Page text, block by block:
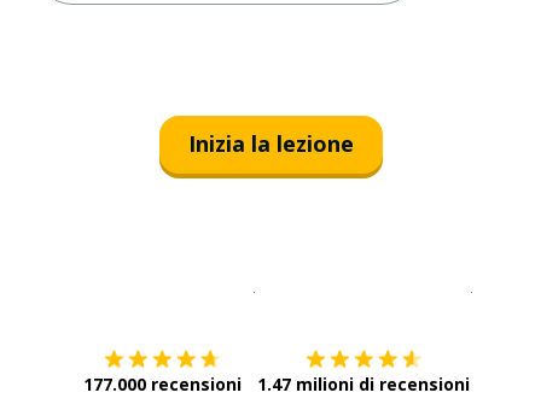
Inizia la lezione
177.000 recensioni 1.47 milioni di recensioni